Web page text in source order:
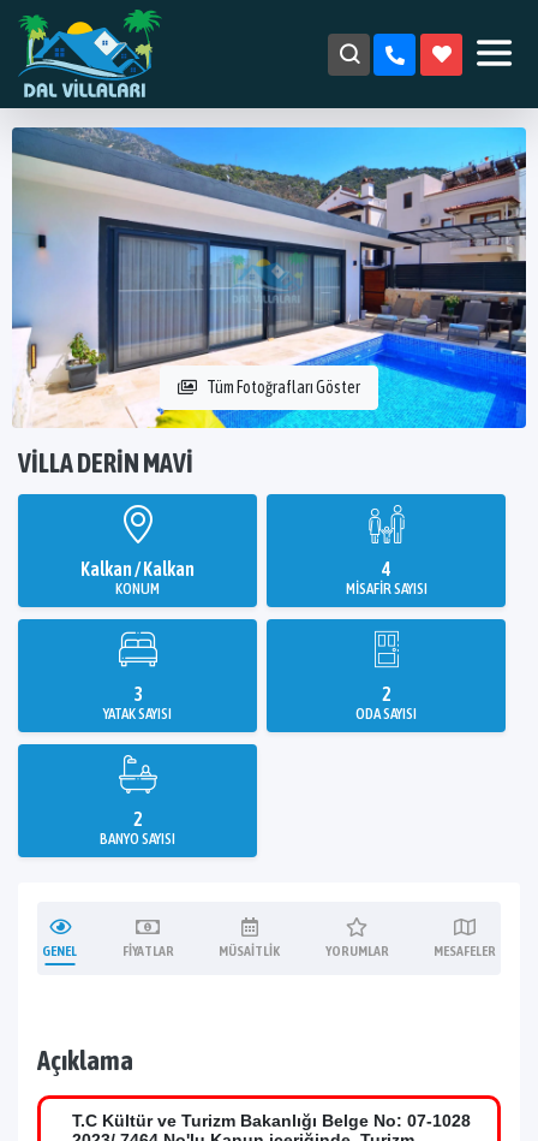
Tüm Fotoğrafları Göster
VILLA DERIN MAVI
Kalkan / Kalkan
KONUM
4
MISAFIR SAYISI
3
YATAK SAYISI
2
ODA SAYISI
2
BANYO SAYISI
GENEL FIYATLAR MÜSAITLIK YORUMLAR MESAFELER
Açıklama
T.C Kültür ve Turizm Bakanlığı Belge No: 07-1028